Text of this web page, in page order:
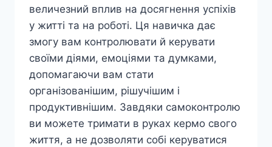
величезний вплив на досягнення успіхів
у житті та на роботі. Ця навичка дає
змогу вам контролювати й керувати
своїми діями, емоціями та думками,
допомагаючи вам стати
організованішим, рішучішим і
продуктивнішим. Завдяки самоконтролю
ви можете тримати в руках кермо свого
життя, а не дозволяти собі керуватися